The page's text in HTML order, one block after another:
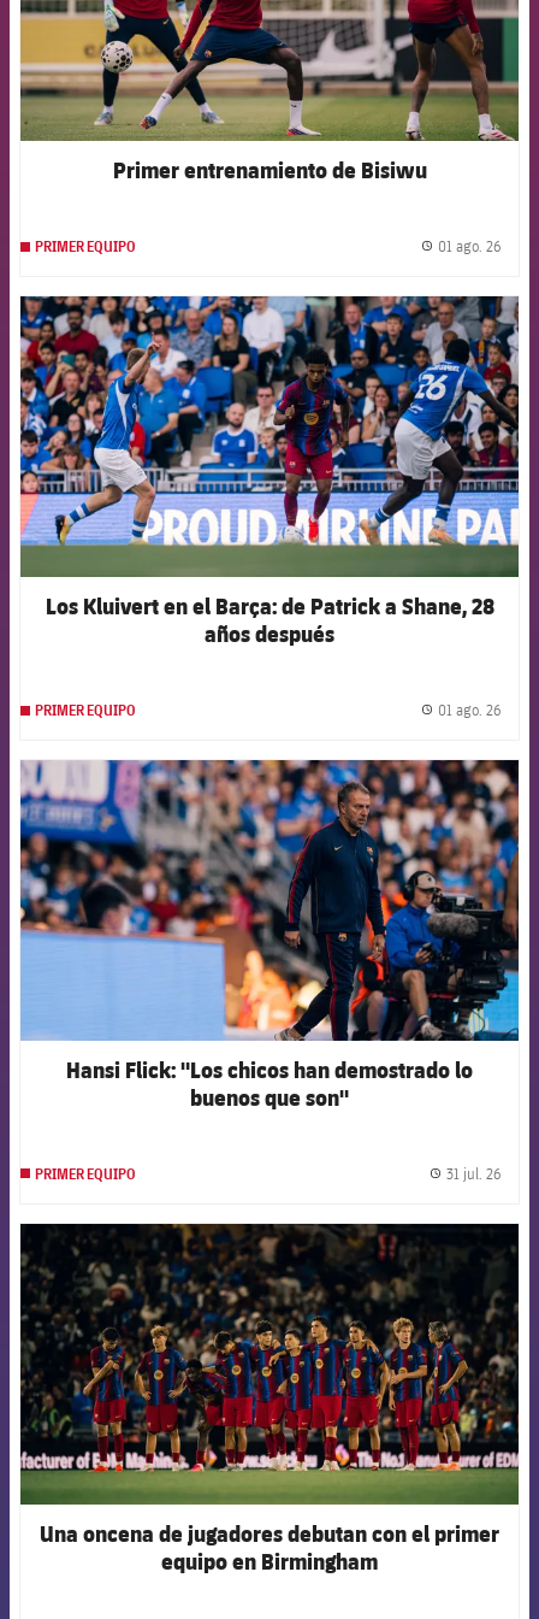
Primer entrenamiento de Bisiwu
PRIMER EQUIPO 01 ago. 26
FCB Barcelona badge
Los Kluivert en el Barça: de Patrick a Shane, 28
años después
PRIMER EQUIPO 01 ago. 26
FCB Barcelona badge
Hansi Flick: "Los chicos han demostrado lo
buenos que son"
PRIMER EQUIPO 31 jul. 26
FCB Barcelona badge
Una oncena de jugadores debutan con el primer
equipo en Birmingham